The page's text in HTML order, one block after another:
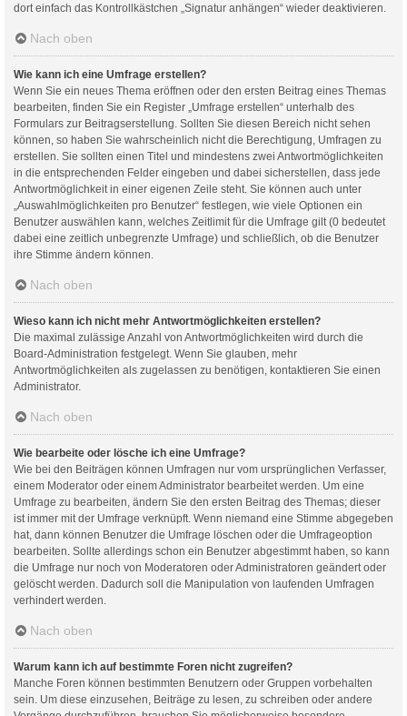
dort einfach das Kontrollkästchen „Signatur anhängen“ wieder deaktivieren.
Nach oben
Wie kann ich eine Umfrage erstellen?
Wenn Sie ein neues Thema eröffnen oder den ersten Beitrag eines Themas
bearbeiten, finden Sie ein Register „Umfrage erstellen“ unterhalb des
Formulars zur Beitragserstellung. Sollten Sie diesen Bereich nicht sehen
können, so haben Sie wahrscheinlich nicht die Berechtigung, Umfragen zu
erstellen. Sie sollten einen Titel und mindestens zwei Antwortmöglichkeiten
in die entsprechenden Felder eingeben und dabei sicherstellen, dass jede
Antwortmöglichkeit in einer eigenen Zeile steht. Sie können auch unter
„Auswahlmöglichkeiten pro Benutzer“ festlegen, wie viele Optionen ein
Benutzer auswählen kann, welches Zeitlimit für die Umfrage gilt (0 bedeutet
dabei eine zeitlich unbegrenzte Umfrage) und schließlich, ob die Benutzer
ihre Stimme ändern können.
Nach oben
Wieso kann ich nicht mehr Antwortmöglichkeiten erstellen?
Die maximal zulässige Anzahl von Antwortmöglichkeiten wird durch die
Board-Administration festgelegt. Wenn Sie glauben, mehr
Antwortmöglichkeiten als zugelassen zu benötigen, kontaktieren Sie einen
Administrator.
Nach oben
Wie bearbeite oder lösche ich eine Umfrage?
Wie bei den Beiträgen können Umfragen nur vom ursprünglichen Verfasser,
einem Moderator oder einem Administrator bearbeitet werden. Um eine
Umfrage zu bearbeiten, ändern Sie den ersten Beitrag des Themas; dieser
ist immer mit der Umfrage verknüpft. Wenn niemand eine Stimme abgegeben
hat, dann können Benutzer die Umfrage löschen oder die Umfrageoption
bearbeiten. Sollte allerdings schon ein Benutzer abgestimmt haben, so kann
die Umfrage nur noch von Moderatoren oder Administratoren geändert oder
gelöscht werden. Dadurch soll die Manipulation von laufenden Umfragen
verhindert werden.
Nach oben
Warum kann ich auf bestimmte Foren nicht zugreifen?
Manche Foren können bestimmten Benutzern oder Gruppen vorbehalten
sein. Um diese einzusehen, Beiträge zu lesen, zu schreiben oder andere